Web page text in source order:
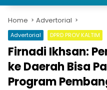
Home Advertorial
Advertorial DPRD PROV KALTIM
Firnadi Ikhsan:
ke Daerah Bisa
Program